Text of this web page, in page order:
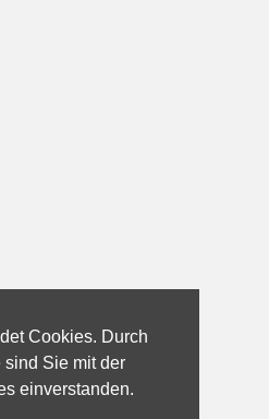
Cookies. Durch
Sie mit der
einverstanden.